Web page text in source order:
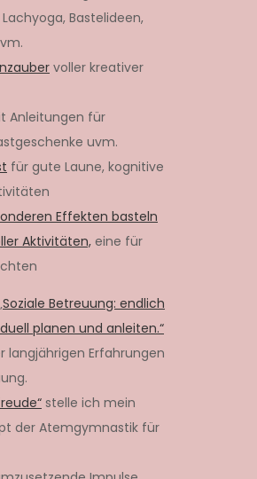
Bastelideen,
voller kreativer
Anleitungen für
uvm.
für gute Laune, kognitive
Effekten basteln
Aktivitäten, eine für
Soziale Betreuung: endlich
planen und anleiten.“
langjährigen Erfahrungen
stelle ich mein
der Atemgymnastik für